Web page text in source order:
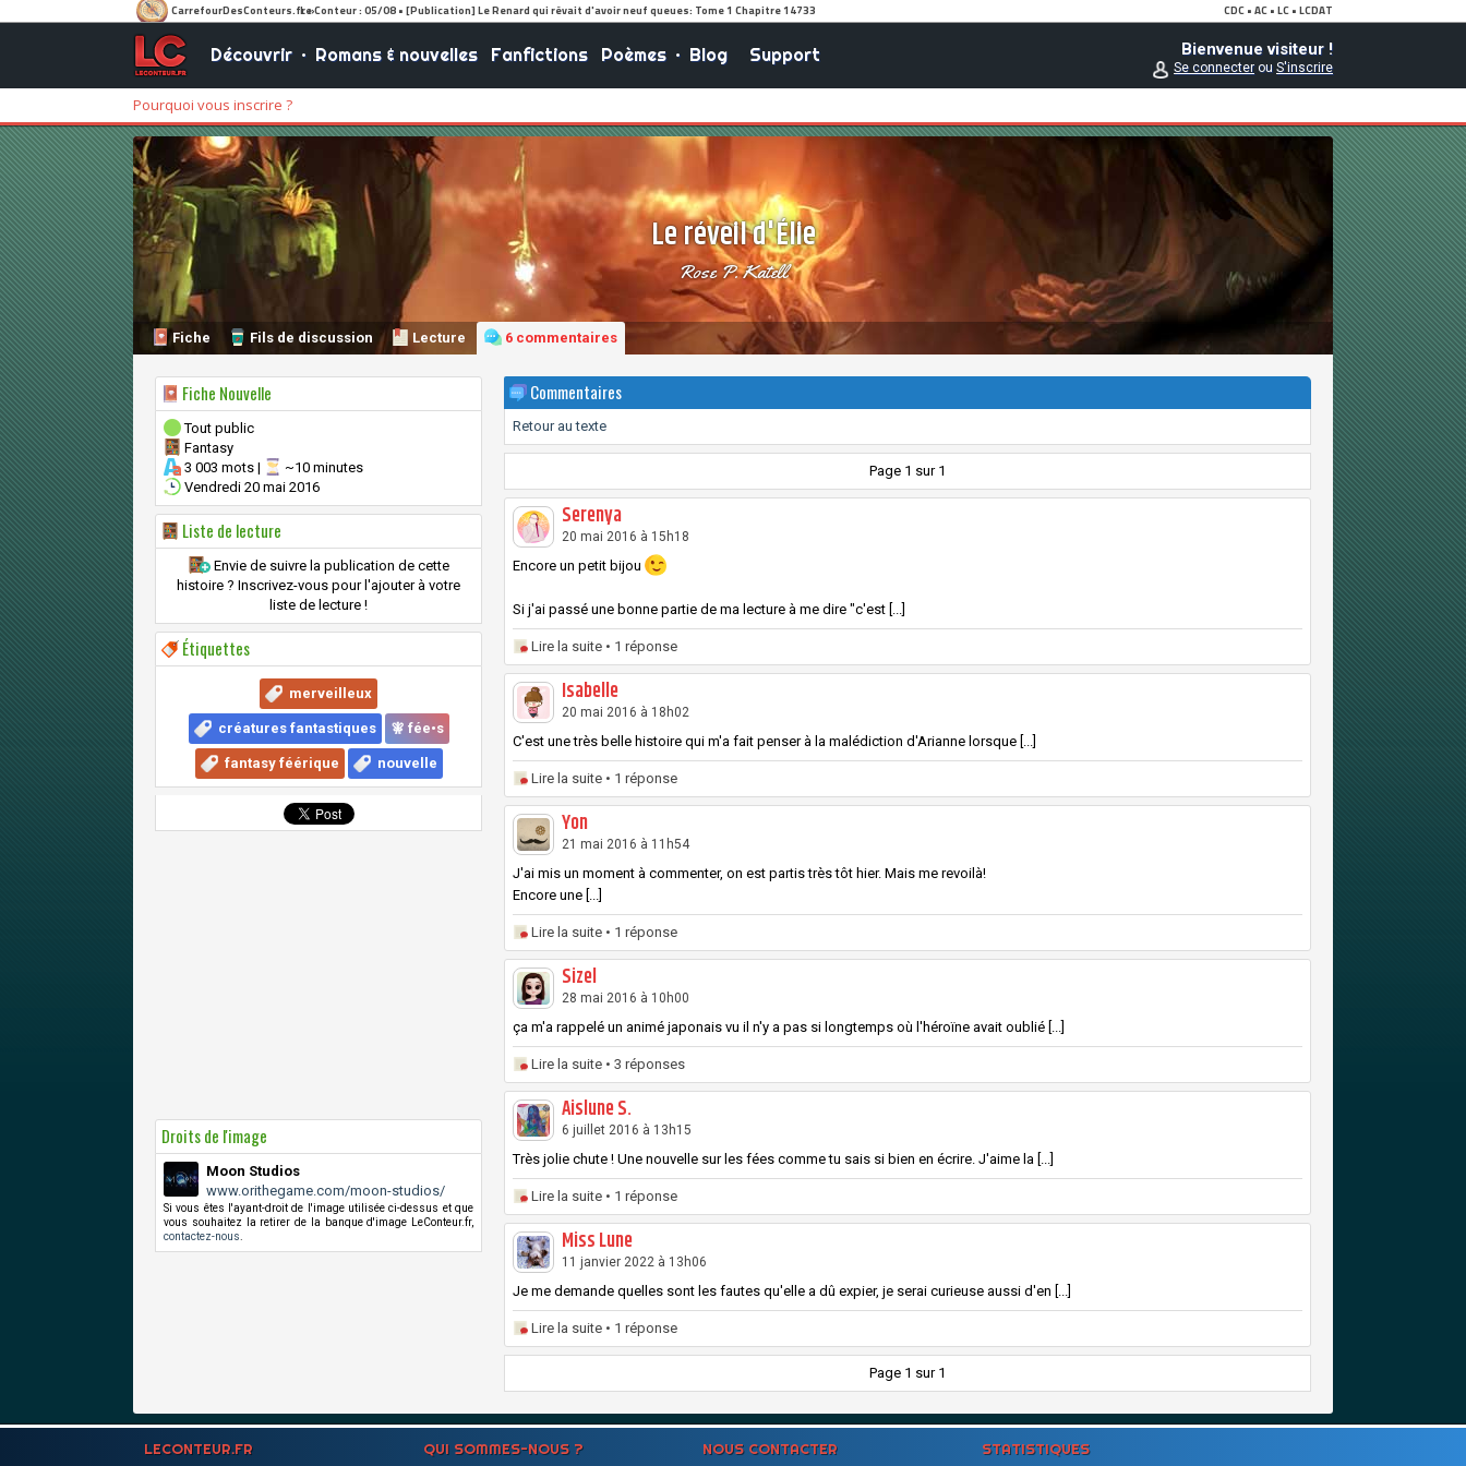
Découvrir• Romans & nouvelles Fanfictions Poèmes• Blog Support Bienvenue visiteur !
Se connecterou S'inscrire
Pourquoi vous inscrire ?
Le réveil d'Élie
Rose P. Katell
Fiche Fils de discussion Lecture 6 commentaires
Fiche Nouvelle
Tout public
Fantasy
3 003 mots |
~10 minutes
Vendredi 20 mai 2016
Liste de lecture
Envie de suivre la publication de cette
histoire ? Inscrivez-vous pour l'ajouter à votre
liste de lecture !
Étiquettes
merveilleux
créatures fantastiques 🧚 fée•s
fantasy féérique nouvelle
Droits de l'image
Moon Studios
www.orithegame.com/moon-studios/
Si vous êtes l'ayant-droit de l'image utilisée ci-dessus et que
vous souhaitez la retirer de la banque d'image LeConteur.fr,
contactez-nous
Commentaires
Retour au texte
Page 1 sur 1
Serenya
20 mai 2016 à 15h18
Encore un petit bijou
Si j'ai passé une bonne partie de ma lecture à me dire "c'est [...]
Lire la suite • 1 réponse
Isabelle
20 mai 2016 à 18h02
C'est une très belle histoire qui m'a fait penser à la malédiction d'Arianne lorsque [...]
Lire la suite • 1 réponse
Yon
21 mai 2016 à 11h54
J'ai mis un moment à commenter, on est partis très tôt hier. Mais me revoilà!
Encore une [...]
Lire la suite • 1 réponse
Sizel
28 mai 2016 à 10h00
ça m'a rappelé un animé japonais vu il n'y a pas si longtemps où l'héroïne avait oublié [...]
Lire la suite • 3 réponses
Aislune S.
6 juillet 2016 à 13h15
Très jolie chute ! Une nouvelle sur les fées comme tu sais si bien en écrire. J'aime la [...]
Lire la suite • 1 réponse
Miss Lune
11 janvier 2022 à 13h06
Je me demande quelles sont les fautes qu'elle a dû expier, je serai curieuse aussi d'en [...]
Lire la suite • 1 réponse
Page 1 sur 1
LECONTEUR.FR QUI SOMMES-NOUS ? NOUS CONTACTER STATISTIQUES